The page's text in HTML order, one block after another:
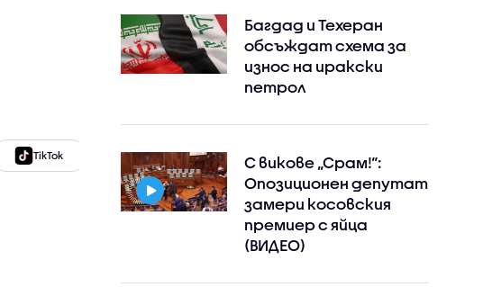
TikTok Instagram Facebook
Багдад и Техеран
обсъждат схема за
износ на иракски
петрол
С викове „Срам!“:
Опозиционен депутат
замери косовския
премиер с яйца
(ВИДЕО)